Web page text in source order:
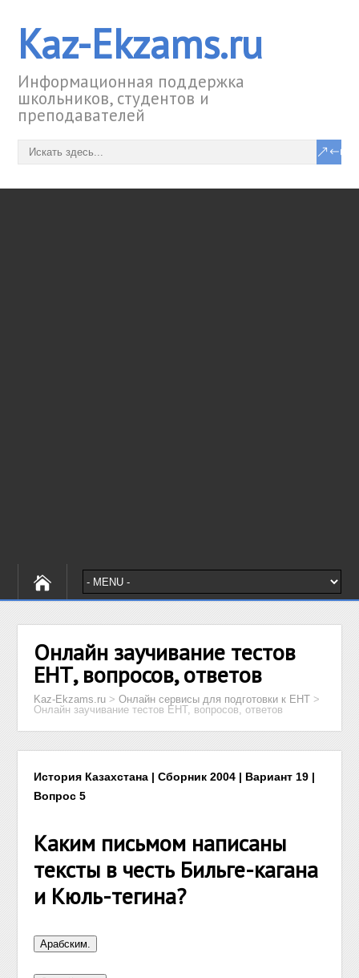
Kaz-Ekzams.ru
Информационная поддержка
школьников, студентов и
преподавателей
Онлайн заучивание тестов
ЕНТ, вопросов, ответов
Kaz-Ekzams.ru >Онлайн сервисы для подготовки к ЕНТ >
Онлайн заучивание тестов ЕНТ, вопросов, ответов
История Казахстана | Сборник 2004 | Вариант 19 |
Вопрос 5
Каким письмом написаны
тексты в честь Бильге-кагана
и Кюль-тегина?